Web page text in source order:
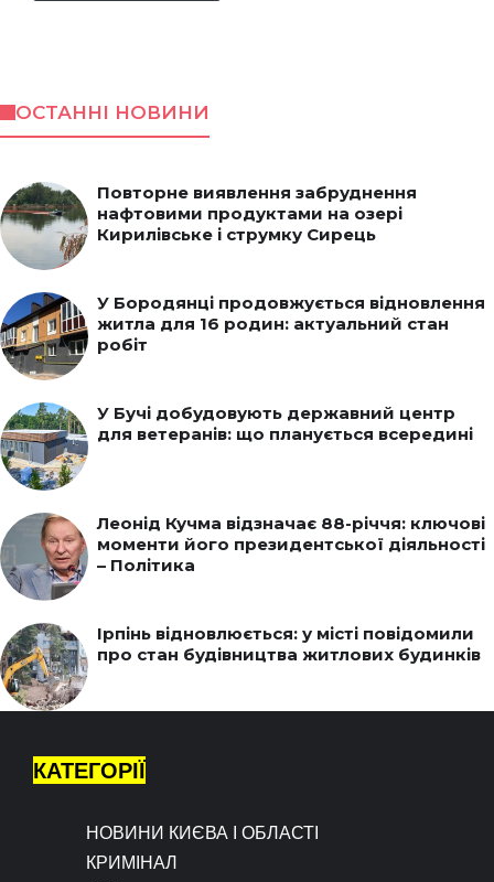
ОСТАННІ НОВИНИ
Повторне виявлення забруднення
нафтовими продуктами на озері
Кирилівське і струмку Сирець
У Бородянці продовжується відновлення
житла для 16 родин: актуальний стан
робіт
У Бучі добудовують державний центр
для ветеранів: що планується всередині
Леонід Кучма відзначає 88-річчя: ключові
моменти його президентської діяльності
– Політика
Ірпінь відновлюється: у місті повідомили
про стан будівництва житлових будинків
КАТЕГОРІЇ
НОВИНИ КИЄВА І ОБЛАСТІ
КРИМІНАЛ